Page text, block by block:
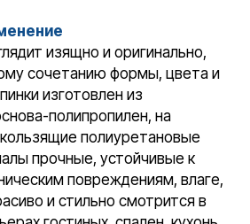
изящно и оригинально,
сочетанию формы, цвета и
изготовлен из
полипропилен, на
полиуретановые
прочные, устойчивые к
повреждениям, влаге,
и стильно смотрится в